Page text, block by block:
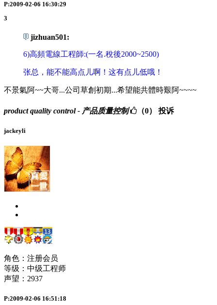
P:2009-02-06 16:30:29
3
jizhuan501:
6)高頻電線工程師:(一名.稅後2000~2500)
张总，能不能高点儿啊！这有点儿低哦！
不景氣阿~~大哥...公司草創初期...希望能共體時艱阿~~~~
product quality control - 产品质量控制 （0） 投诉
jackeyli
角色：注册会员
等级：中级工程师
声望： 2937
P:2009-02-06 16:51:18